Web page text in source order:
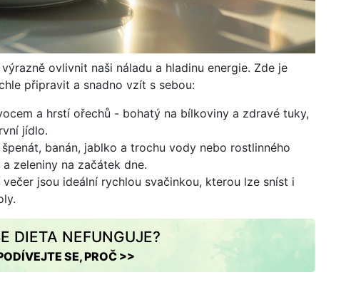
ovlivnit naši náladu a hladinu energie. Zde je
připravit a snadno vzít s sebou:
a hrstí ořechů - bohatý na bílkoviny a zdravé tuky,
jídlo.
banán, jablko a trochu vody nebo rostlinného
zeleniny na začátek dne.
jsou ideální rychlou svačinkou, kterou lze sníst i
DIETA NEFUNGUJE?
SE, PROČ >>